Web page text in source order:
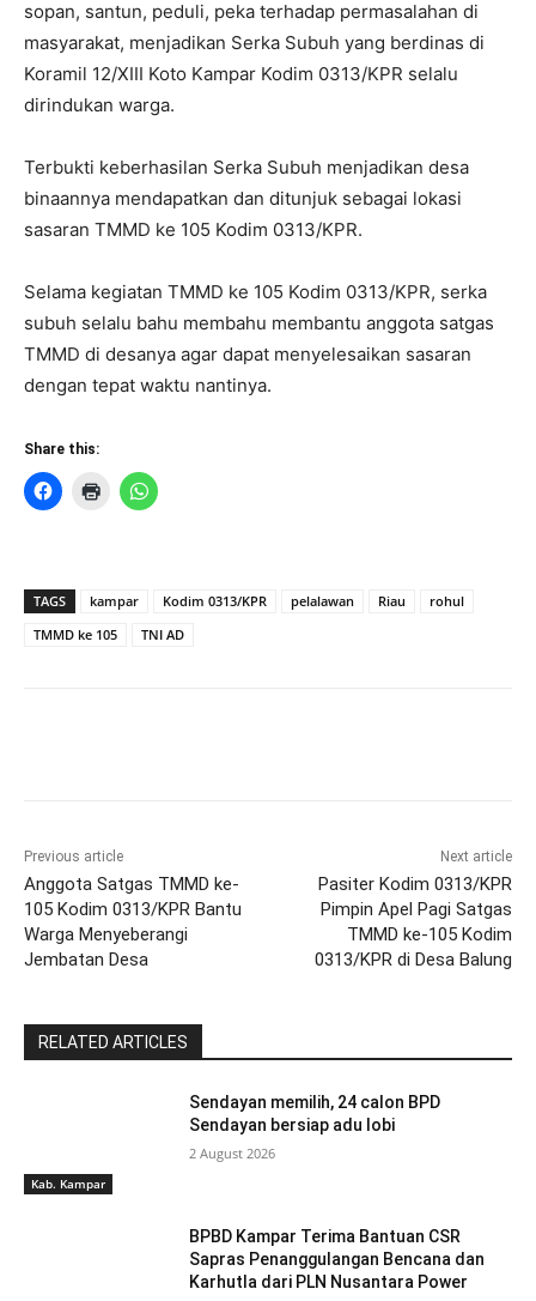
sopan, santun, peduli, peka terhadap permasalahan di
masyarakat, menjadikan Serka Subuh yang berdinas di
Koramil 12/XIII Koto Kampar Kodim 0313/KPR selalu
dirindukan warga.
Terbukti keberhasilan Serka Subuh menjadikan desa
binaannya mendapatkan dan ditunjuk sebagai lokasi
sasaran TMMD ke 105 Kodim 0313/KPR.
Selama kegiatan TMMD ke 105 Kodim 0313/KPR, serka
subuh selalu bahu membahu membantu anggota satgas
TMMD di desanya agar dapat menyelesaikan sasaran
dengan tepat waktu nantinya.
Share this:
TAGS kampar Kodim 0313/KPR pelalawan Riau
rohul
TMMD ke 105
TNI AD
Previous article
Anggota Satgas TMMD ke-
105 Kodim 0313/KPR Bantu
Warga Menyeberangi
Jembatan Desa
Next article
Pasiter Kodim 0313/KPR
Pimpin Apel Pagi Satgas
TMMD ke-105 Kodim
0313/KPR di Desa Balung
RELATED ARTICLES
Kab. Kampar
Sendayan memilih, 24 calon BPD
Sendayan bersiap adu lobi
2 August 2026
BPBD Kampar Terima Bantuan CSR
Sapras Penanggulangan Bencana dan
Karhutla dari PLN Nusantara Power